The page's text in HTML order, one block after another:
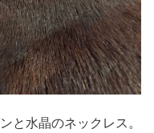
と水晶のネックレス。